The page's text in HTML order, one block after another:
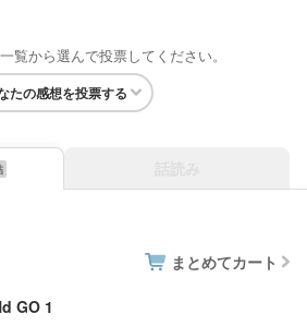
覧から選んで投票してください。
たの感想を投票する
まとめてカート
GO 1